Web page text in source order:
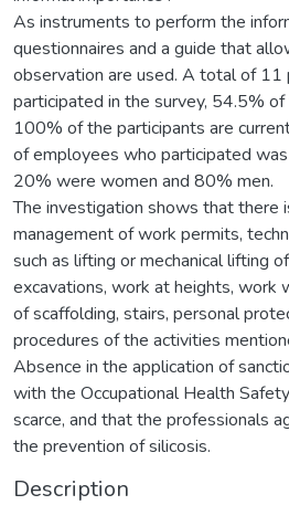
As instruments to perform the
questionnaires and a guide that
observation are used. A total of 11
participated in the survey, 54.5%
100% of the participants are
of employees who participated
20% were women and 80% men.
The investigation shows that there
management of work permits,
such as lifting or mechanical lifting
excavations, work at heights, work
of scaffolding, stairs, personal
procedures of the activities
Absence in the application of
with the Occupational Health
scarce, and that the professionals
the prevention of silicosis.
Description